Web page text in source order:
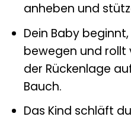
anheben und
Dein Baby
bewegen und rollt
der Rückenlage
Bauch.
Das Kind schläft